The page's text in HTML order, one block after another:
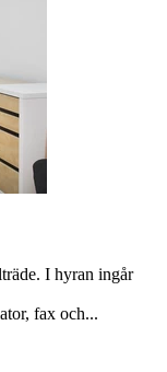
I hyran ingår
fax och...